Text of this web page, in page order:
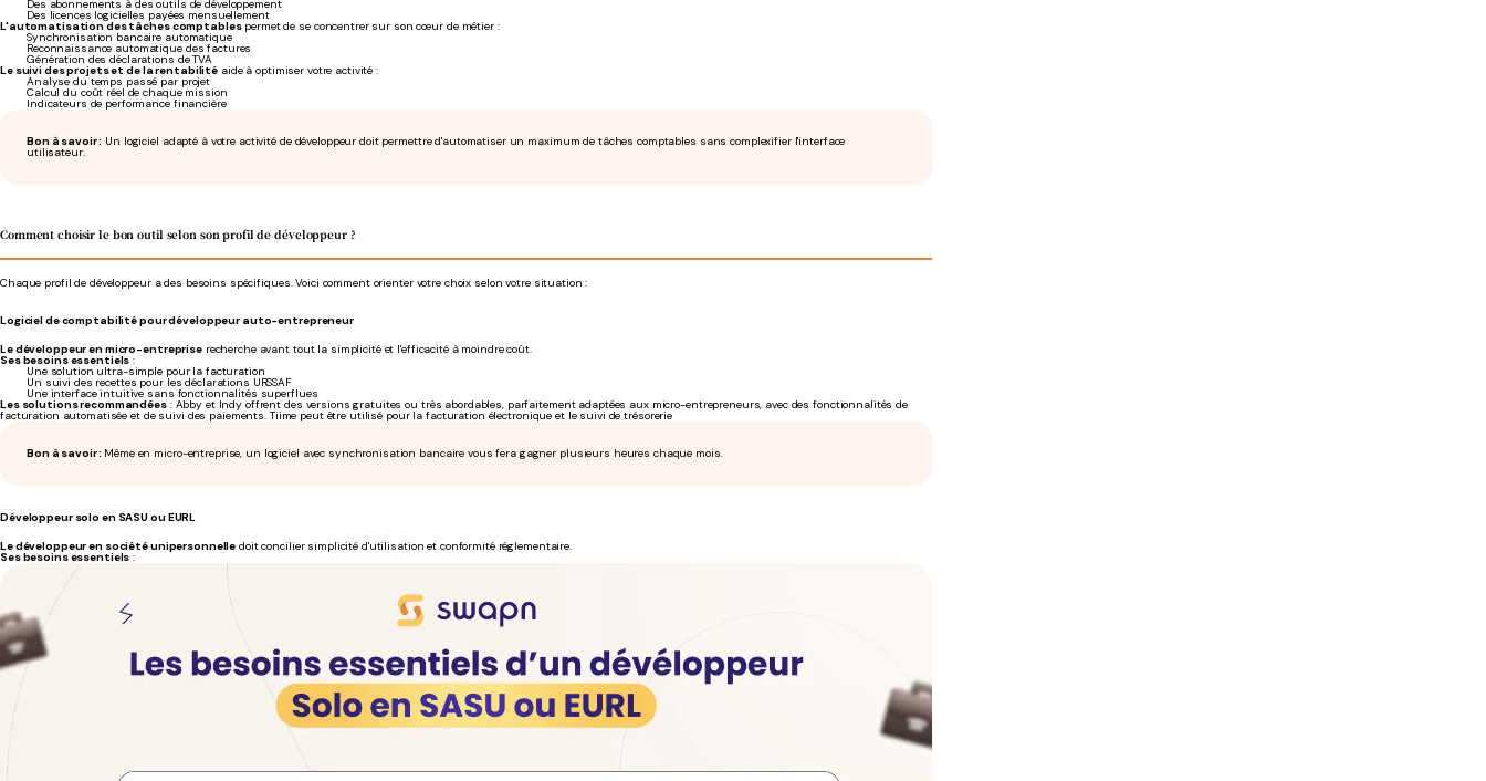
Des abonnements à des outils de développement
Des licences logicielles payées mensuellement
L'automatisation des tâches comptablespermet de se concentrer sur son cœur de métier :
Synchronisation bancaire automatique
Reconnaissance automatique des factures
Génération des déclarations de TVA
Le suivi des projets et de la rentabilité aide à optimiser votre activité :
Analyse du temps passé par projet
Calcul du coût réel de chaque mission
Indicateurs de performance financière
Bon à savoir : Un logiciel adapté à votre activité de développeur doit permettre d'automatiser un maximum de tâches comptables sans complexifier l'interface
utilisateur.
Comment choisir le bon outil selon son profil de développeur ?
Chaque profil de développeur a des besoins spécifiques. Voici comment orienter votre choix selon votre situation :
Logiciel de comptabilité pour développeur auto-entrepreneur
Le développeur en micro-entrepriserecherche avant tout la simplicité et l'efficacité à moindre coût.
Ses besoins essentiels :
Une solution ultra-simple pour la facturation
Un suivi des recettes pour les déclarations URSSAF
Une interface intuitive sans fonctionnalités superflues
Les solutions recommandées: Abby et Indy offrent des versions gratuites ou très abordables, parfaitement adaptées aux micro-entrepreneurs, avec des fonctionnalités de
facturation automatisée et de suivi des paiements. Tiime peut être utilisé pour la facturation électronique et le suivi de trésorerie
Bon à savoir : Même en micro-entreprise, un logiciel avec synchronisation bancaire vous fera gagner plusieurs heures chaque mois.
Développeur solo en SASU ou EURL
Le développeur en société unipersonnelle doit concilier simplicité d'utilisation et conformité réglementaire.
Ses besoins essentiels :